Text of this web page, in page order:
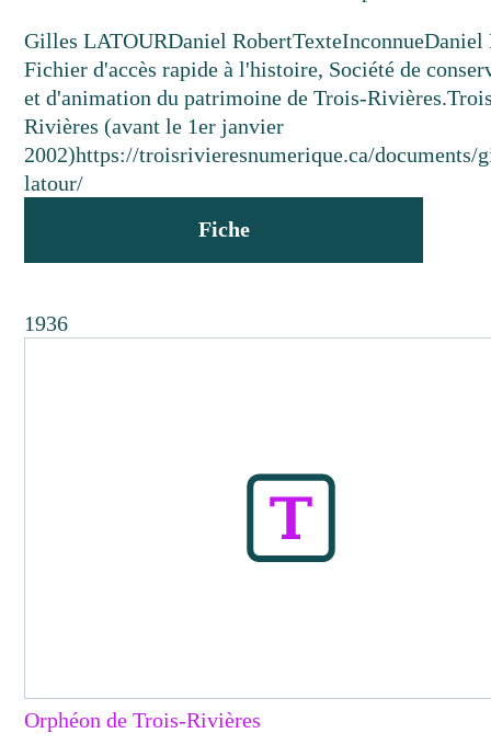
Gilles LATOURDaniel RobertTexteInconnueDaniel
Fichier d'accès rapide à l'histoire, Société de
et d'animation du patrimoine de Trois-Rivières.
Rivières (avant le 1er janvier
2002)https://troisrivieresnumerique.ca/documents/
latour/
Fiche
1936
Orphéon de Trois-Rivières